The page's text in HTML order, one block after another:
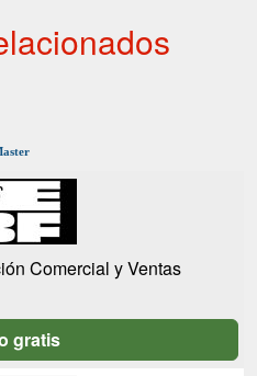
Comercial y Ventas
gratis